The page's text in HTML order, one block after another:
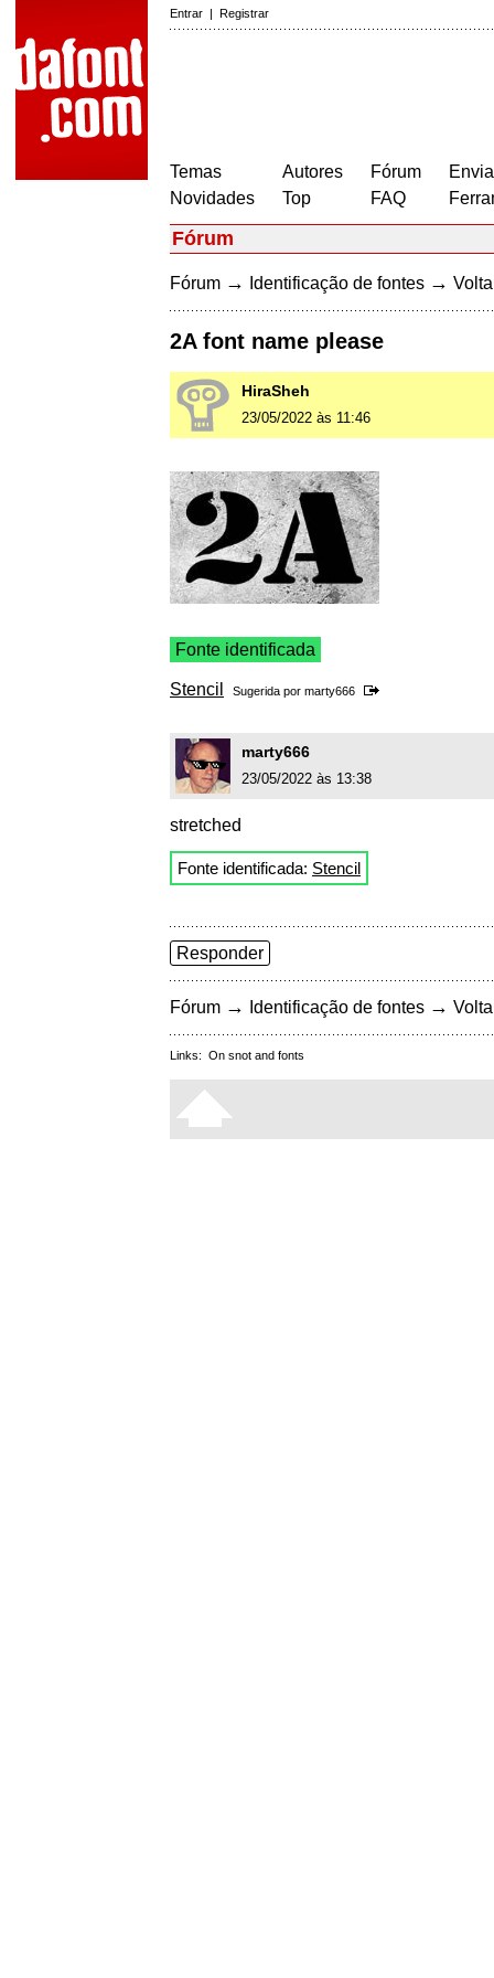
Entrar | Registrar
Temas
Novidades
Autores
Top
Fórum
FAQ
Fórum
Fórum → Identificação de fontes →
2A font name please
HiraSheh
23/05/2022 às 11:46
Fonte identificada
Stencil Sugerida por marty666
marty666
23/05/2022 às 13:38
stretched
Fonte identificada: Stencil
Responder
Fórum → Identificação de fontes →
Links: On snot and fonts